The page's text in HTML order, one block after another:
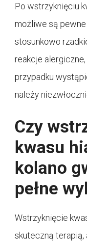
Po wstrzyknięciu
możliwe są pewne
stosunkowo
reakcje
przypadku
należy
Czy
kwasu
kolano
pełne
Wstrzyknięcie
skuteczną terapią,